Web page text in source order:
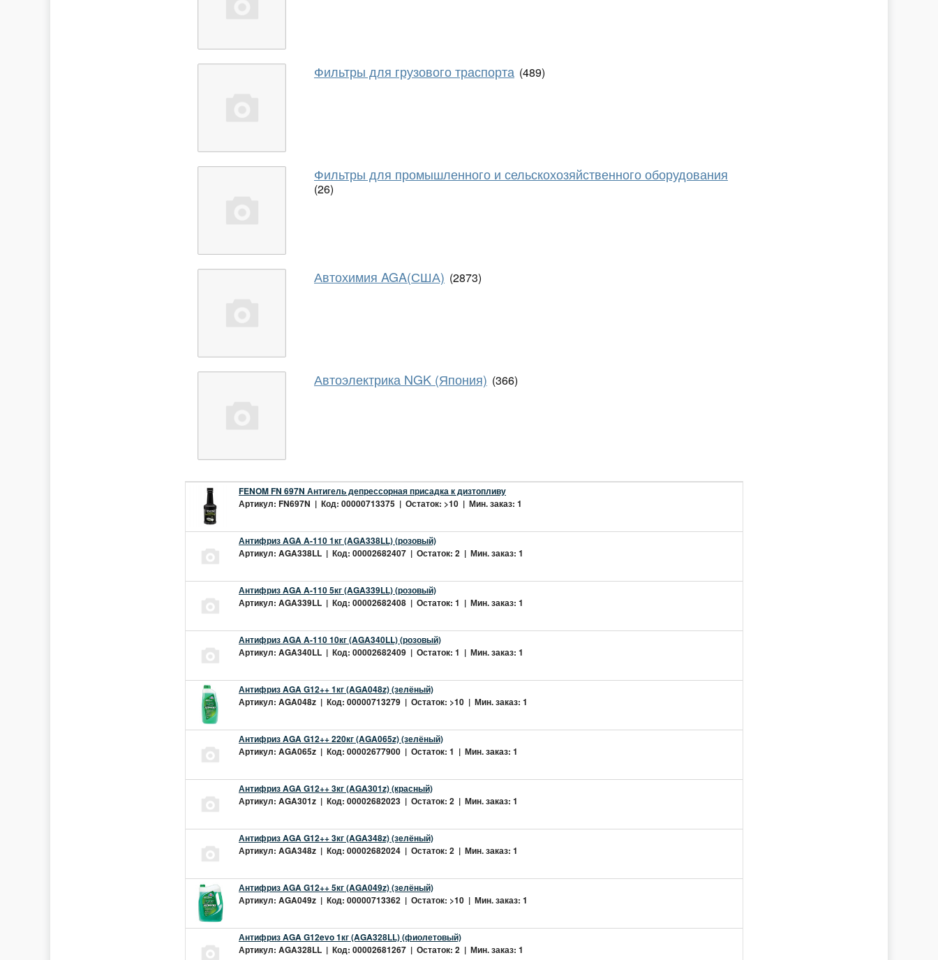
Фильтры для грузового траспорта (489)
Фильтры для промышленного и сельскохозяйственного оборудования
(26)
Автохимия AGA(США) (2873)
Автоэлектрика NGK (Япония) (366)
FENOM FN 697N Антигель депрессорная присадка к дизтопливу
Артикул: FN697N | Код: 00000713375 | Остаток: >10 | Мин. заказ: 1
Антифриз AGA A-110 1кг (AGA338LL) (розовый)
Артикул: AGA338LL | Код: 00002682407 | Остаток: 2 | Мин. заказ: 1
Антифриз AGA A-110 5кг (AGA339LL) (розовый)
Артикул: AGA339LL | Код: 00002682408 | Остаток: 1 | Мин. заказ: 1
Антифриз AGA A-110 10кг (AGA340LL) (розовый)
Артикул: AGA340LL | Код: 00002682409 | Остаток: 1 | Мин. заказ: 1
Антифриз AGA G12++ 1кг (AGA048z) (зелёный)
Артикул: AGA048z | Код: 00000713279 | Остаток: >10 | Мин. заказ: 1
Антифриз AGA G12++ 220кг (AGA065z) (зелёный)
Артикул: AGA065z | Код: 00002677900 | Остаток: 1 | Мин. заказ: 1
Антифриз AGA G12++ 3кг (AGA301z) (красный)
Артикул: AGA301z | Код: 00002682023 | Остаток: 2 | Мин. заказ: 1
Антифриз AGA G12++ 3кг (AGA348z) (зелёный)
Артикул: AGA348z | Код: 00002682024 | Остаток: 2 | Мин. заказ: 1
Антифриз AGA G12++ 5кг (AGA049z) (зелёный)
Артикул: AGA049z | Код: 00000713362 | Остаток: >10 | Мин. заказ: 1
Антифриз AGA G12evo 1кг (AGA328LL) (фиолетовый)
Артикул: AGA328LL | Код: 00002681267 | Остаток: 2 | Мин. заказ: 1